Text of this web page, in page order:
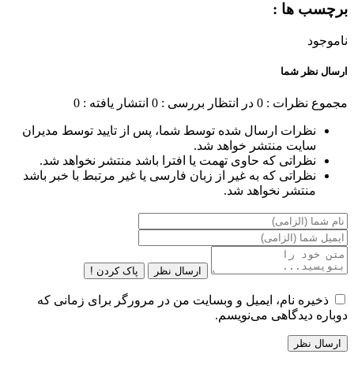
برچسب ها :
ناموجود
ارسال نظر شما
مجموع نظرات : 0 در انتظار بررسی : 0 انتشار یافته : 0
نظرات ارسال شده توسط شما، پس از تایید توسط مدیران
سایت منتشر خواهد شد.
نظراتی که حاوی تهمت یا افترا باشد منتشر نخواهد شد.
نظراتی که به غیر از زبان فارسی یا غیر مرتبط با خبر باشد
منتشر نخواهد شد.
ارسال نظر پاک کردن !
ذخیره نام، ایمیل و وبسایت من در مرورگر برای زمانی که
دوباره دیدگاهی می‌نویسم.